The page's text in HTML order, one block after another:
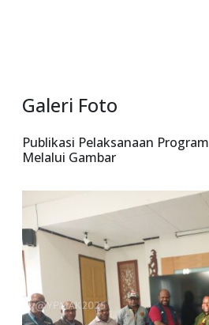
Galeri Foto
Publikasi Pelaksanaan Program
Melalui Gambar